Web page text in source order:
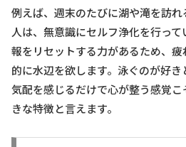
例えば、週末のたびに湖や滝を訪
人は、無意識にセルフ浄化を行っ
報をリセットする力があるため、
的に水辺を欲します。泳ぐのが好
気配を感じるだけで心が整う感覚
きな特徴と言えます。